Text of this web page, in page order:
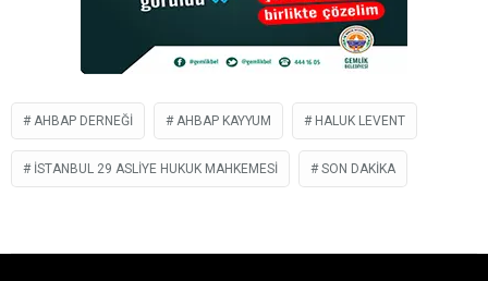
AHBAP DERNEĞI AHBAP KAYYUM HALUK LEVENT
İSTANBUL 29 ASLIYE HUKUK MAHKEMESI SON DAKIKA